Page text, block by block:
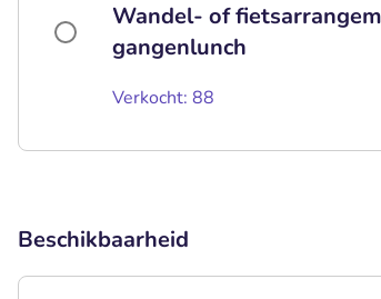
Wandel- of
gangenlunch
Verkocht: 88
Beschikbaarheid